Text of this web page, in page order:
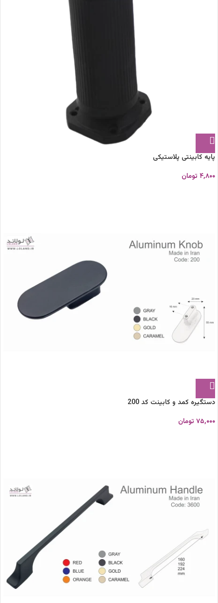
پایه کابینتی پلاستیکی
۴,۸۰۰ تومان
دستگیره کمد و کابینت کد 200
۷۵,۰۰۰ تومان